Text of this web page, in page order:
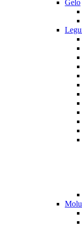
Gelo